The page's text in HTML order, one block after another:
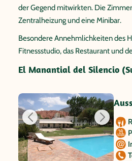
der Gegend mitwirkten. Die
Zentralheizung und eine Minibar.
Besondere Annehmlichkeiten des
Fitnessstudio, das Restaurant und
El Manantial del Silencio